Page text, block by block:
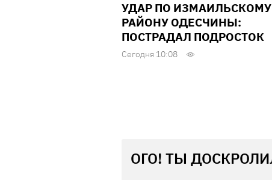
УДАР ПО ИЗМАИЛЬСКОМУ
РАЙОНУ ОДЕСЧИНЫ:
ПОСТРАДАЛ ПОДРОСТОК
Сегодня 10:08
ОГО! ТЫ